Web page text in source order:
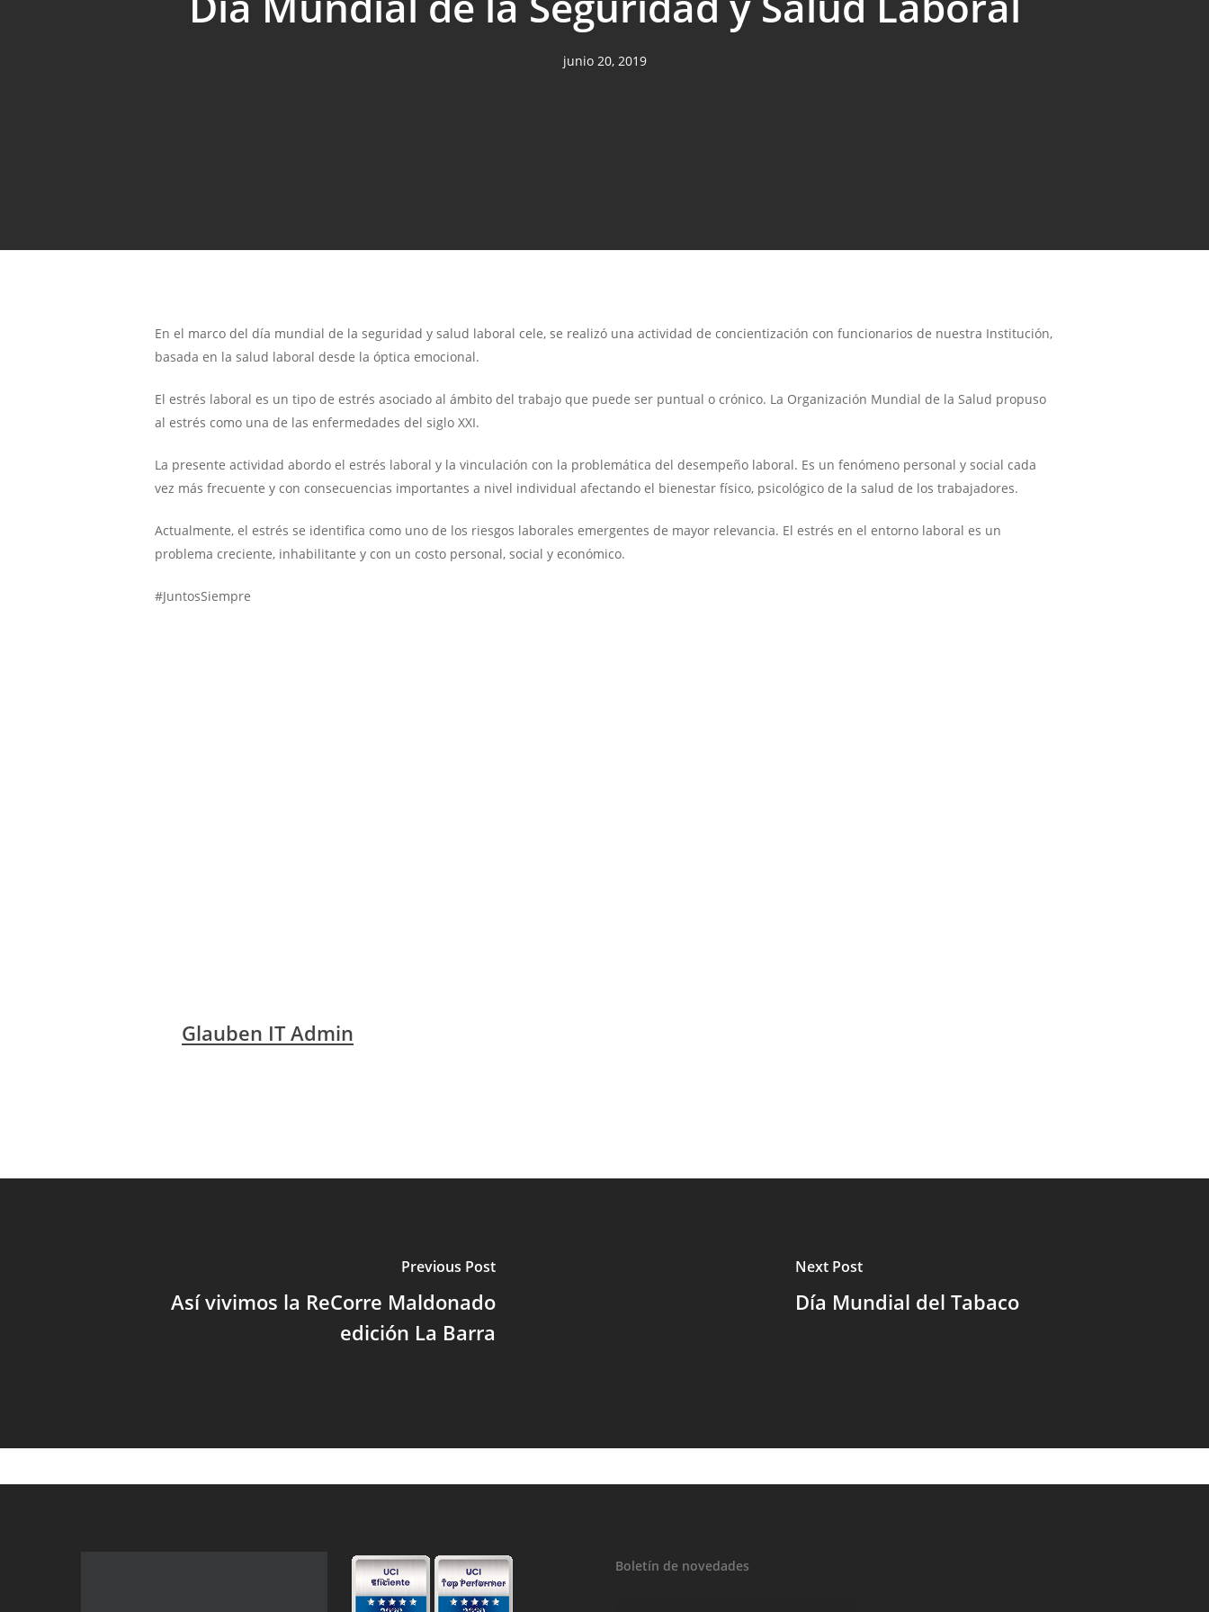
junio 20, 2019
En el marco del día mundial de la seguridad y salud laboral cele, se realizó una actividad de concientización con funcionarios de nuestra Institución,
basada en la salud laboral desde la óptica emocional.
El estrés laboral es un tipo de estrés asociado al ámbito del trabajo que puede ser puntual o crónico. La Organización Mundial de la Salud propuso
al estrés como una de las enfermedades del siglo XXI.
La presente actividad abordo el estrés laboral y la vinculación con la problemática del desempeño laboral. Es un fenómeno personal y social cada
vez más frecuente y con consecuencias importantes a nivel individual afectando el bienestar físico, psicológico de la salud de los trabajadores.
Actualmente, el estrés se identifica como uno de los riesgos laborales emergentes de mayor relevancia. El estrés en el entorno laboral es un
problema creciente, inhabilitante y con un costo personal, social y económico.
#JuntosSiempre
Glauben IT Admin
Previous Post
Así vivimos la ReCorre Maldonado
edición La Barra
Next Post
Día Mundial del Tabaco
Boletín de novedades